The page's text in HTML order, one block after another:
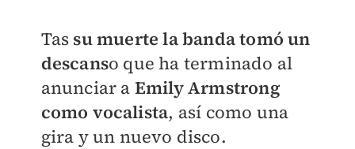
Tas su muerte la banda tomó un
descanso que ha terminado al
anunciar a Emily Armstrong
como vocalista, así como una
gira y un nuevo disco.